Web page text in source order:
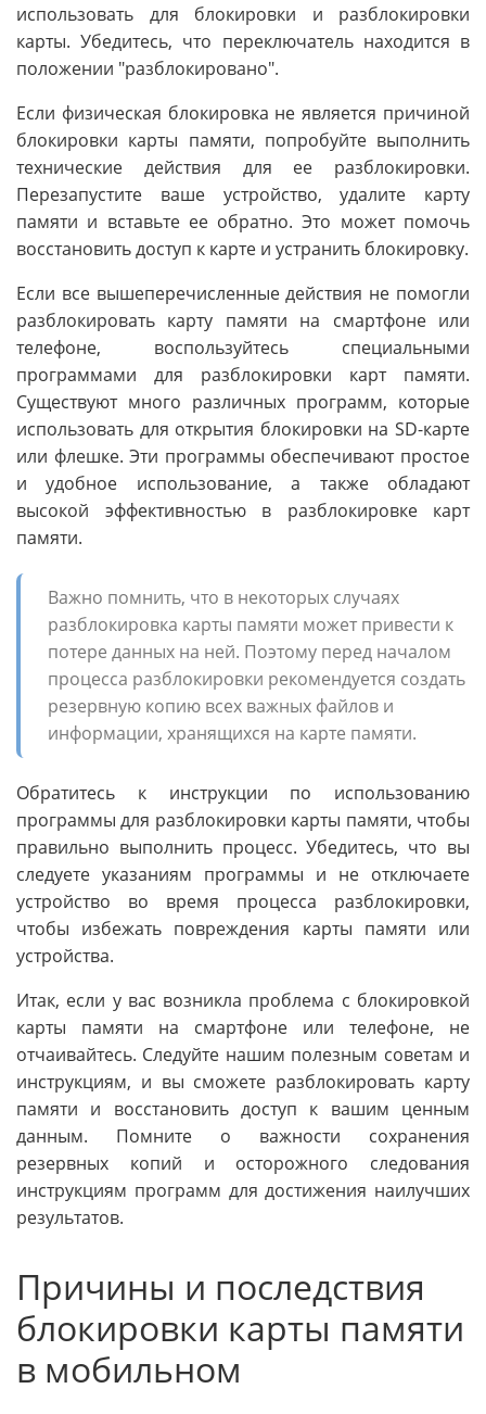
использовать для блокировки и разблокировки
карты. Убедитесь, что переключатель находится в
положении "разблокировано".
Если физическая блокировка не является причиной
блокировки карты памяти, попробуйте выполнить
технические действия для ее разблокировки.
Перезапустите ваше устройство, удалите карту
памяти и вставьте ее обратно. Это может помочь
восстановить доступ к карте и устранить блокировку.
Если все вышеперечисленные действия не помогли
разблокировать карту памяти на смартфоне или
телефоне, воспользуйтесь специальными
программами для разблокировки карт памяти.
Существуют много различных программ, которые
использовать для открытия блокировки на SD-карте
или флешке. Эти программы обеспечивают простое
и удобное использование, а также обладают
высокой эффективностью в разблокировке карт
памяти.
Важно помнить, что в некоторых случаях
разблокировка карты памяти может привести к
потере данных на ней. Поэтому перед началом
процесса разблокировки рекомендуется создать
резервную копию всех важных файлов и
информации, хранящихся на карте памяти.
Обратитесь к инструкции по использованию
программы для разблокировки карты памяти, чтобы
правильно выполнить процесс. Убедитесь, что вы
следуете указаниям программы и не отключаете
устройство во время процесса разблокировки,
чтобы избежать повреждения карты памяти или
устройства.
Итак, если у вас возникла проблема с блокировкой
карты памяти на смартфоне или телефоне, не
отчаивайтесь. Следуйте нашим полезным советам и
инструкциям, и вы сможете разблокировать карту
памяти и восстановить доступ к вашим ценным
данным. Помните о важности сохранения
резервных копий и осторожного следования
инструкциям программ для достижения наилучших
результатов.
Причины и последствия
блокировки карты памяти
в мобильном